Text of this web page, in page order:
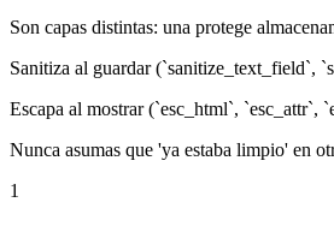
Son capas distintas: una protege
Sanitiza al guardar (`sanitize_text_field`,
Escapa al mostrar (`esc_html`, `esc_attr`,
Nunca asumas que 'ya estaba limpio' en
1